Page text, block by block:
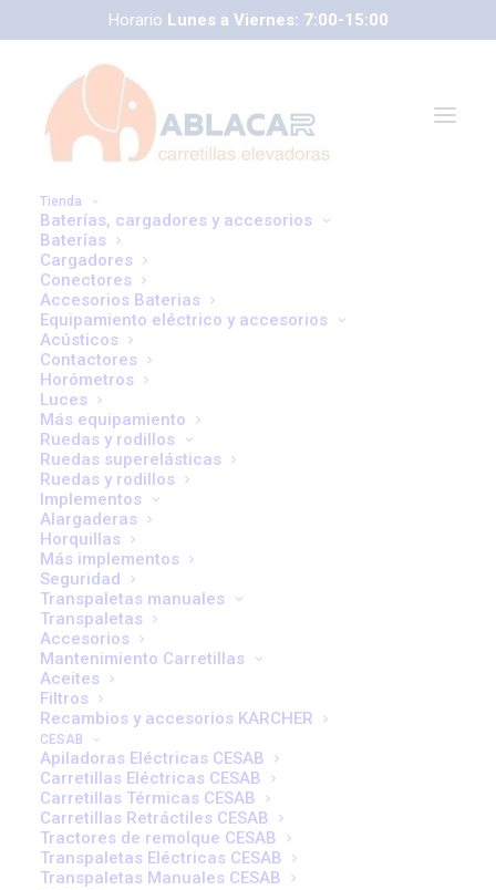
Horario Lunes a Viernes: 7:00-15:00
Tienda
Baterías, cargadores y accesorios
Baterías
Cargadores
Conectores
Accesorios Baterias
Equipamiento eléctrico y accesorios
Acústicos
Contactores
Horómetros
Luces
Más equipamiento
Ruedas y rodillos
Ruedas superelásticas
Ruedas y rodillos
Implementos
Alargaderas
Horquillas
Más implementos
Seguridad
Transpaletas manuales
Transpaletas
Accesorios
Mantenimiento Carretillas
Aceites
Filtros
Recambios y accesorios KARCHER
CESAB
Apiladoras Eléctricas CESAB
Carretillas Eléctricas CESAB
Carretillas Térmicas CESAB
Carretillas Retráctiles CESAB
Tractores de remolque CESAB
Transpaletas Eléctricas CESAB
Transpaletas Manuales CESAB
Cinco Errores que
Aumentan el Coste
Operativo de tu Flota (y
Cómo Evitarlos)
En la gestión de flotas industriales, los costes
operativos suelen crecer de forma silenciosa. No es
necesario un fallo mecánico grave para perder
dinero: bastan pequeñas ineficiencias repetidas día
tras día. Un mantenimiento que se retrasa, una